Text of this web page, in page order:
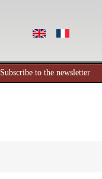
Subscribe to the newsletter